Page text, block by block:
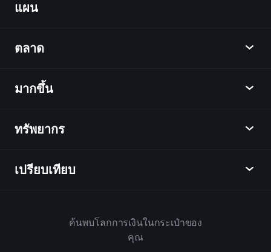
ค้นพบ
ศูนย์กลางการเรียนรู้
เดสก์ท็อป
แผน
ตลาด
ภาพรวม
ดัชนี
มากขึ้น
เป็นพันธมิตร
เกี่ยวกับเพลย์เทรด
ทรัพยากร
ศูนย์ช่วยเหลือ
เปรียบเทียบ
ค้นพบโลกการเงินในกระเป๋าของ
คุณ